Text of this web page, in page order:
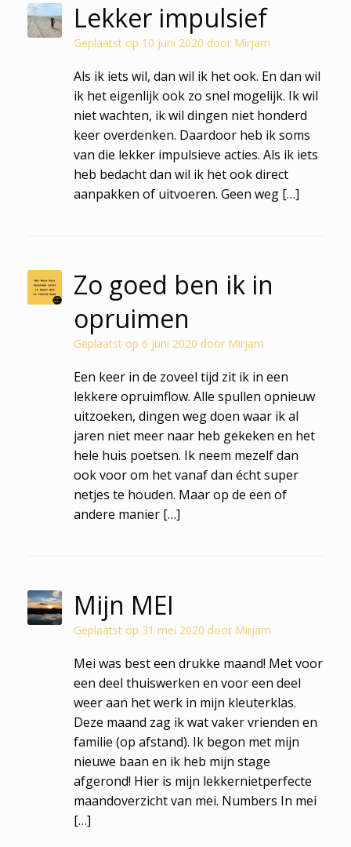
Lekker impulsief
Geplaatst op 10 juni 2020 door Mirjam
Als ik iets wil, dan wil ik het ook. En dan wil
ik het eigenlijk ook zo snel mogelijk. Ik wil
niet wachten, ik wil dingen niet honderd
keer overdenken. Daardoor heb ik soms
van die lekker impulsieve acties. Als ik iets
heb bedacht dan wil ik het ook direct
aanpakken of uitvoeren. Geen weg […]
Zo goed ben ik in
opruimen
Geplaatst op 6 juni 2020 door Mirjam
Een keer in de zoveel tijd zit ik in een
lekkere opruimflow. Alle spullen opnieuw
uitzoeken, dingen weg doen waar ik al
jaren niet meer naar heb gekeken en het
hele huis poetsen. Ik neem mezelf dan
ook voor om het vanaf dan écht super
netjes te houden. Maar op de een of
andere manier […]
Mijn MEI
Geplaatst op 31 mei 2020 door Mirjam
Mei was best een drukke maand! Met voor
een deel thuiswerken en voor een deel
weer aan het werk in mijn kleuterklas.
Deze maand zag ik wat vaker vrienden en
familie (op afstand). Ik begon met mijn
nieuwe baan en ik heb mijn stage
afgerond! Hier is mijn lekkernietperfecte
maandoverzicht van mei. Numbers In mei
[…]